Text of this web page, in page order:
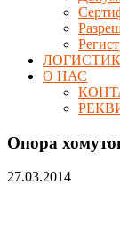
О НАС
Опора
27.03.2014